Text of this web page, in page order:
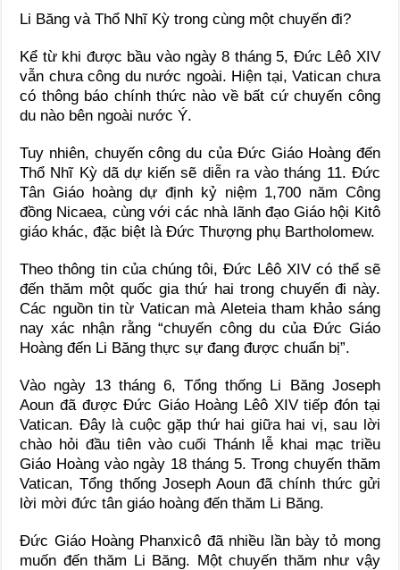
Li Băng và Thổ Nhĩ Kỳ trong cùng một chuyến đi?
Kể từ khi được bầu vào ngày 8 tháng 5, Đức Lêô XIV
vẫn chưa công du nước ngoài. Hiện tại, Vatican chưa
có thông báo chính thức nào về bất cứ chuyến công
du nào bên ngoài nước Ý.
Tuy nhiên, chuyến công du của Đức Giáo Hoàng đến
Thổ Nhĩ Kỳ dã dự kiến sẽ diễn ra vào tháng 11. Đức
Tân Giáo hoàng dự định kỷ niệm 1,700 năm Công
đồng Nicaea, cùng với các nhà lãnh đạo Giáo hội Kitô
giáo khác, đặc biệt là Đức Thượng phụ Bartholomew.
Theo thông tin của chúng tôi, Đức Lêô XIV có thể sẽ
đến thăm một quốc gia thứ hai trong chuyến đi này.
Các nguồn tin từ Vatican mà Aleteia tham khảo sáng
nay xác nhận rằng “chuyến công du của Đức Giáo
Hoàng đến Li Băng thực sự đang được chuẩn bị”.
Vào ngày 13 tháng 6, Tổng thống Li Băng Joseph
Aoun đã được Đức Giáo Hoàng Lêô XIV tiếp đón tại
Vatican. Đây là cuộc gặp thứ hai giữa hai vị, sau lời
chào hỏi đầu tiên vào cuối Thánh lễ khai mạc triều
Giáo Hoàng vào ngày 18 tháng 5. Trong chuyến thăm
Vatican, Tổng thống Joseph Aoun đã chính thức gửi
lời mời đức tân giáo hoàng đến thăm Li Băng.
Đức Giáo Hoàng Phanxicô đã nhiều lần bày tỏ mong
muốn đến thăm Li Băng. Một chuyến thăm như vậy